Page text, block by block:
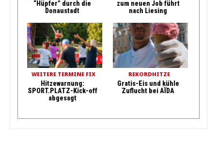
“Hüpfer” durch die
Donaustadt
zum neuen Job führt
nach Liesing
WEITERE TERMINE FIX
Hitzewarnung:
SPORT.PLATZ-Kick-off
abgesagt
REKORDHITZE
Gratis-Eis und kühle
Zuflucht bei AÏDA